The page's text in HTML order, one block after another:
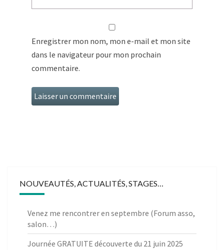
Enregistrer mon nom, mon e-mail et mon site
dans le navigateur pour mon prochain
commentaire.
NOUVEAUTÉS, ACTUALITÉS, STAGES…
Venez me rencontrer en septembre (Forum asso,
salon…)
Journée GRATUITE découverte du 21 juin 2025